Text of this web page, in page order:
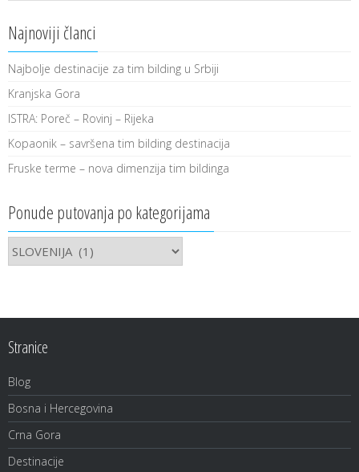
Najnoviji članci
Najbolje destinacije za tim bilding u Srbiji
Kranjska Gora
ISTRA: Poreč – Rovinj – Rijeka
Kopaonik – savršena tim bilding destinacija
Fruske terme – nova dimenzija tim bildinga
Ponude putovanja po kategorijama
Ponude
putovanja
Stranice
Blog
Bosna i Hercegovina
Crna Gora
Destinacije